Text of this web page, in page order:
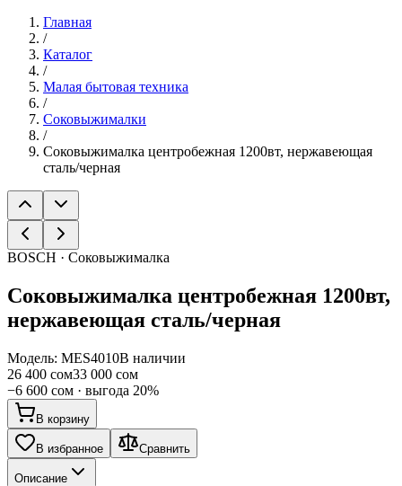
Главная
/
Каталог
/
Малая бытовая техника
/
Соковыжималки
/
Соковыжималка центробежная 1200вт, нержавеющая
сталь/черная
BOSCH · Соковыжималка
Соковыжималка центробежная 1200вт,
нержавеющая сталь/черная
Модель: MES4010В наличии
26 400 сом33 000 сом
−6 600 сом · выгода 20%
В корзину
В избранное Сравнить
Описание